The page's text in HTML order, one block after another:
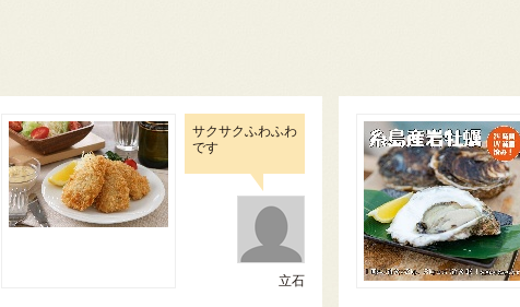
サクサクふわふわ
です
立石